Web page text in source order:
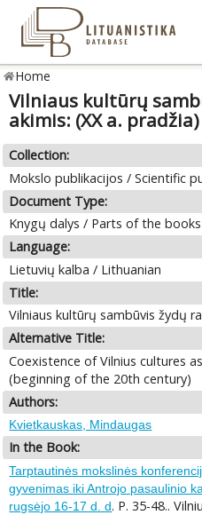
Home
Vilniaus kultūrų
akimis: (XX a. pradžia)
Collection:
Mokslo publikacijos / Scientific
Document Type:
Knygų dalys / Parts of the books
Language:
Lietuvių kalba / Lithuanian
Title:
Vilniaus kultūrų sambūvis žydų
Alternative Title:
Coexistence of Vilnius cultures
(beginning of the 20th century)
Authors:
Kvietkauskas, Mindaugas
In the Book:
Tarptautinės mokslinės
gyvenimas iki Antrojo pasaulinio
rugsėjo 16-17 d. d. P. 35-48..